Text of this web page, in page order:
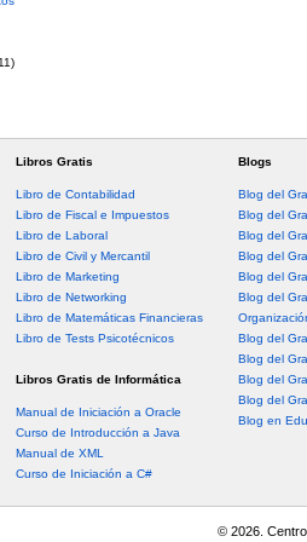
Libros Gratis
Libro de Contabilidad
Libro de Fiscal e Impuestos
Libro de Laboral
Libro de Civil y Mercantil
Libro de Marketing
Libro de Networking
Libro de Matemáticas Financieras
Libro de Tests Psicotécnicos
Libros Gratis de Informática
Manual de Iniciación a Oracle
Curso de Introducción a Java
Manual de XML
Curso de Iniciación a C#
Blogs
Blog del
Blog del
Blog del
Blog del
Blog del
Blog del
Blog del
Blog del
Blog del
Blog del
Blog en
© 2026.